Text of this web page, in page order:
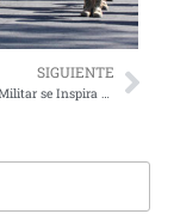
SIGUIENTE
En Enfermería Militar se Inspira a Enfermos y a Compañeros